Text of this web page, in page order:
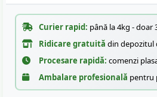
Curier rapid: până la 4kg - doar
Ridicare gratuită din depozitul
Procesare rapidă: comenzi
Ambalare profesională pentru